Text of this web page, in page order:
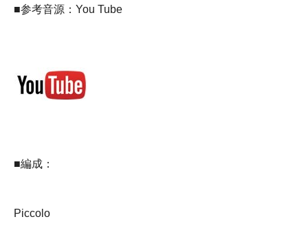
■参考音源：You Tube
■編成：
Piccolo